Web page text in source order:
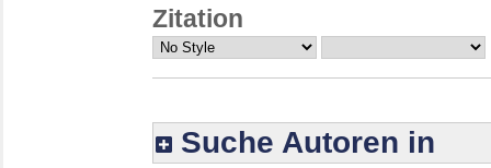
Zitation
Suche Autoren in